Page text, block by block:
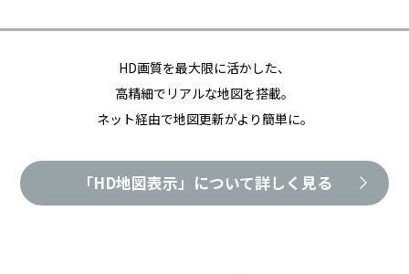
HD画質を最大限に活かした、
高精細でリアルな地図を搭載。
ネット経由で地図更新がより簡単に。
「HD地図表示」について詳しく見る